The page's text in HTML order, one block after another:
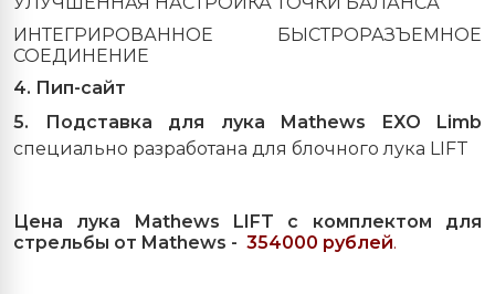
ИНТЕГРИРОВАННОЕ БЫСТРОРАЗЪЕМНОЕ
СОЕДИНЕНИЕ
4. Пип-сайт
5. Подставка для лука Mathews EXO Limb
специально разработана для блочного лука LIFT
Цена лука Mathews LIFT с комплектом для
стрельбы от Mathews - 354000 рублей.